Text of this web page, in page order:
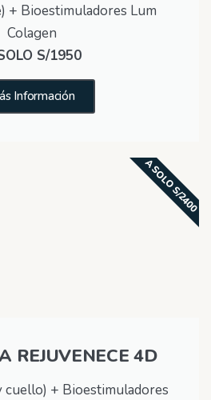
+ Bioestimuladores Lum
Colagen
S/1950
Información
REJUVENECE 4D
cuello) + Bioestimuladores
A SOLO S/2400